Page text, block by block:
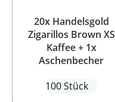
20x Handelsgold
Zigarillos Brown XS
Kaffee + 1x
Aschenbecher
100 Stück